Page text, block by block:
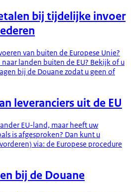
bij tijdelijke invoer
van buiten de Europese Unie?
landen buiten de EU? Bekijk of u
bij de Douane zodat u geen of
leveranciers uit de EU
EU-land, maar heeft uw
is afgesproken? Dan kunt u
via: de Europese procedure
bij de Douane